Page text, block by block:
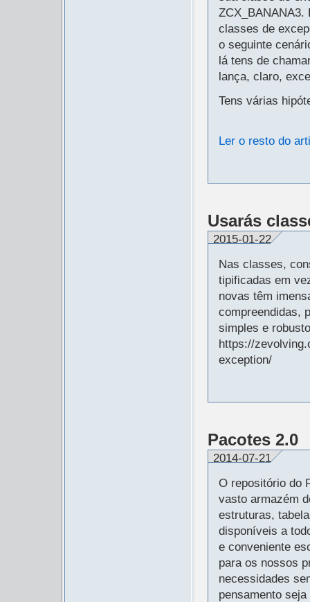
ZCX_BANANA3.
classes de
o seguinte
lá tens de
lança, claro,
Tens várias
Ler o resto do
Usarás
2015-01-22
Nas classes,
tipificadas em
novas têm
compreendidas,
simples e
https://
exception/
Pacotes 2.0
2014-07-21
O repositório do
vasto armazém
estruturas,
disponíveis a
e conveniente
para os nossos
necessidades
pensamento